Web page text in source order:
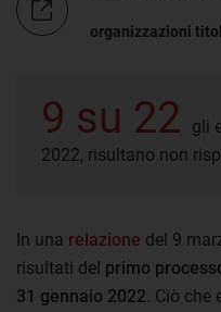
organizzazioni
9 su 22
gli
2022, risultano non
In una relazione del 9
risultati del primo
31 gennaio 2022 . Ciò